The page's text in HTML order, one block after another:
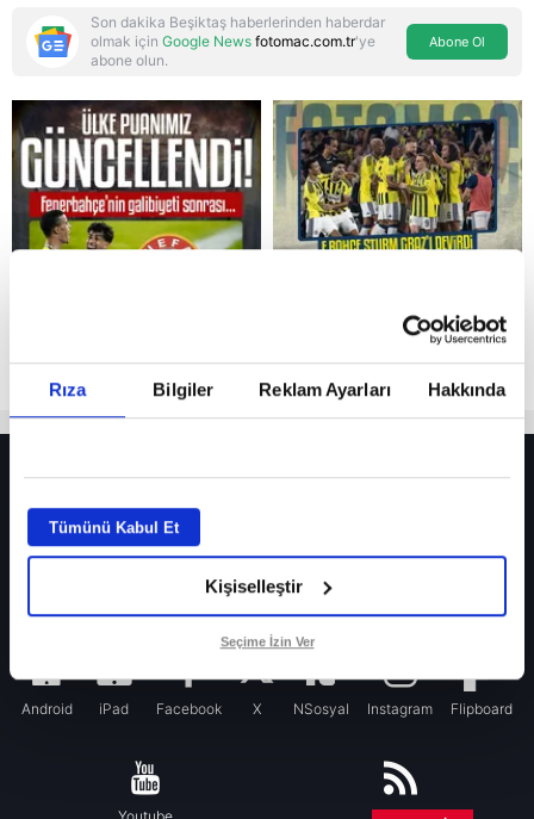
Rıza Bilgiler Reklam Ayarları Hakkında
Tümünü Kabul Et
Kişiselleştir
Seçime İzin Ver
Reddet
Son dakika Beşiktaş haberlerinden haberdar
olmak için Google News fotomac.com.tr'ye
abone olun.
Abone Ol
Fenerbahçe’de sürpriz ayrılık ihtimali! Devre arasında gelmişti
Fenerbahçe’nin yeni transferi Mason Greenwood için olay sözler!
Galatasaray’da rota yeniden Thiago Almada!
Android iPad Facebook X NSosyal Instagram Flipboard